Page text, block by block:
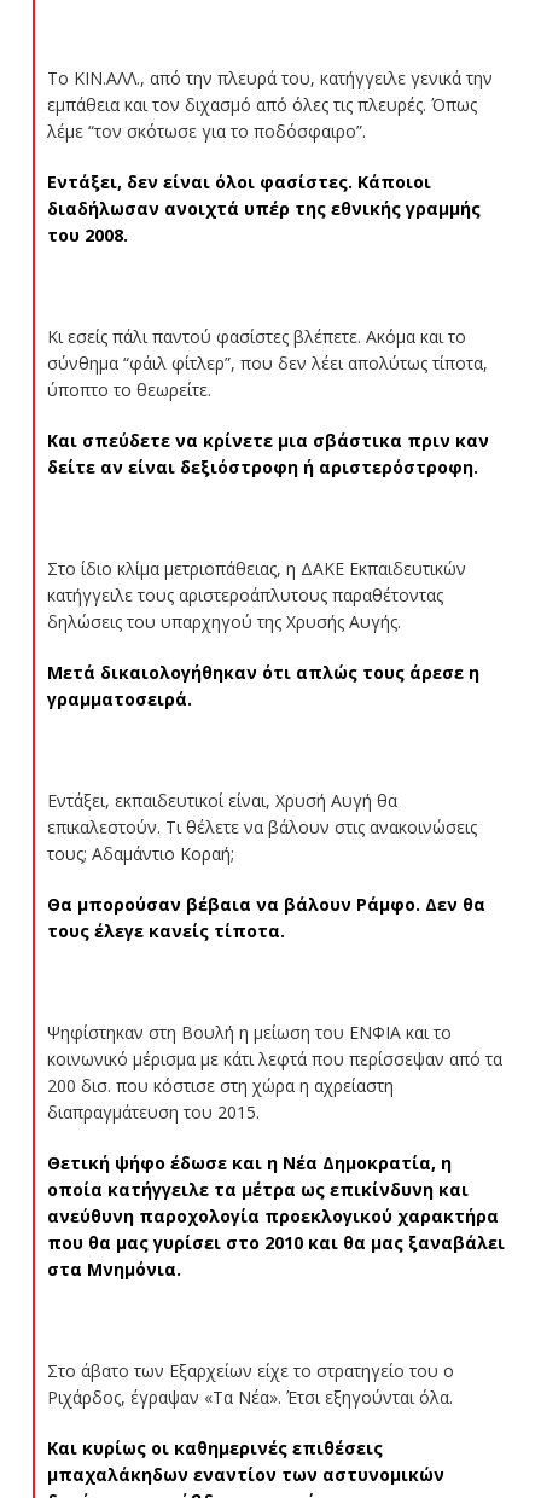
Το ΚΙΝ.ΑΛΛ., από την πλευρά του, κατήγγειλε γενικά την
εμπάθεια και τον διχασμό από όλες τις πλευρές. Όπως
λέμε “τον σκότωσε για το ποδόσφαιρο”.
Εντάξει, δεν είναι όλοι φασίστες. Κάποιοι
διαδήλωσαν ανοιχτά υπέρ της εθνικής γραμμής
του 2008.
Κι εσείς πάλι παντού φασίστες βλέπετε. Ακόμα και το
σύνθημα “φάιλ φίτλερ”, που δεν λέει απολύτως τίποτα,
ύποπτο το θεωρείτε.
Και σπεύδετε να κρίνετε μια σβάστικα πριν καν
δείτε αν είναι δεξιόστροφη ή αριστερόστροφη.
Στο ίδιο κλίμα μετριοπάθειας, η ΔΑΚΕ Εκπαιδευτικών
κατήγγειλε τους αριστεροάπλυτους παραθέτοντας
δηλώσεις του υπαρχηγού της Χρυσής Αυγής.
Μετά δικαιολογήθηκαν ότι απλώς τους άρεσε η
γραμματοσειρά.
Εντάξει, εκπαιδευτικοί είναι, Χρυσή Αυγή θα
επικαλεστούν. Τι θέλετε να βάλουν στις ανακοινώσεις
τους; Αδαμάντιο Κοραή;
Θα μπορούσαν βέβαια να βάλουν Ράμφο. Δεν θα
τους έλεγε κανείς τίποτα.
Ψηφίστηκαν στη Βουλή η μείωση του ΕΝΦΙΑ και το
κοινωνικό μέρισμα με κάτι λεφτά που περίσσεψαν από τα
200 δισ. που κόστισε στη χώρα η αχρείαστη
διαπραγμάτευση του 2015.
Θετική ψήφο έδωσε και η Νέα Δημοκρατία, η
οποία κατήγγειλε τα μέτρα ως επικίνδυνη και
ανεύθυνη παροχολογία προεκλογικού χαρακτήρα
που θα μας γυρίσει στο 2010 και θα μας ξαναβάλει
στα Μνημόνια.
Στο άβατο των Εξαρχείων είχε το στρατηγείο του ο
Ριχάρδος, έγραψαν «Τα Νέα». Έτσι εξηγούνται όλα.
Και κυρίως οι καθημερινές επιθέσεις
μπαχαλάκηδων εναντίον των αστυνομικών